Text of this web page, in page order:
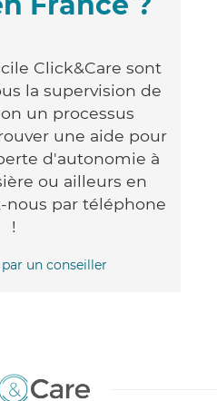
Click&Care sont
la supervision de
un processus
une aide pour
d'autonomie à
ou ailleurs en
nous par téléphone
!
un conseiller